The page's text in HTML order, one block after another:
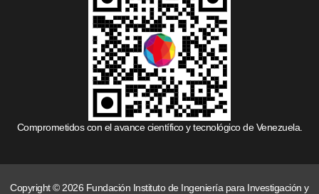
Comprometidos con el avance científico y tecnológico de Venezuela.
Copyright © 2026 Fundación Instituto de Ingeniería para Investigación y